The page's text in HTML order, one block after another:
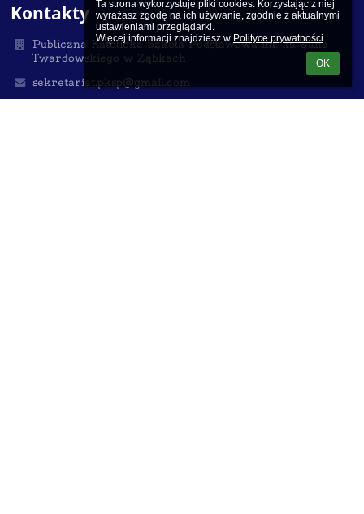
Ta strona wykorzystuje pliki cookies. Korzystając z niej
wyrażasz zgodę na ich używanie, zgodnie z aktualnymi
ustawieniami przeglądarki.
Więcej informacji znajdziesz w Polityce prywatności.
OK
Kontakty
Publiczna Katolicka Szkoła Podstawowa im. ks. Jana
Twardowskiego w Ząbkach
sekretariat.pksp@gmail.com